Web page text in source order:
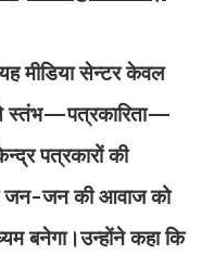
मीडिया सेन्टर केवल
स्तंभ—पत्रकारिता—
पत्रकारों की
जन-जन की आवाज को
बनेगा।उन्होंने कहा कि